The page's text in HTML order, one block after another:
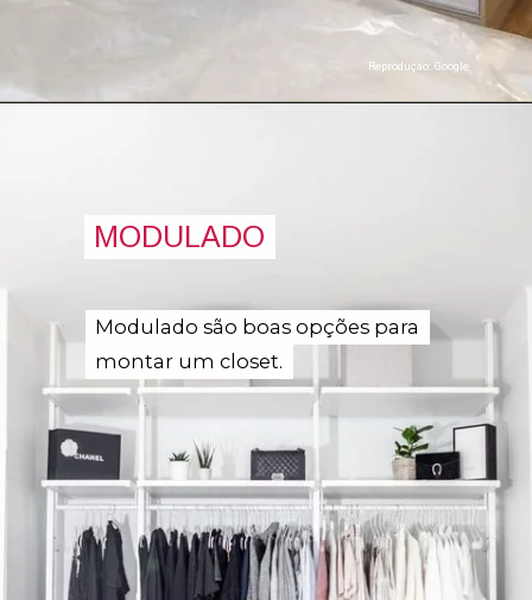
Reproduçao: Google
MODULADO
MODULADO
Modulado são boas opções para
montar um closet.
Modulado são boas opções para
montar um closet.